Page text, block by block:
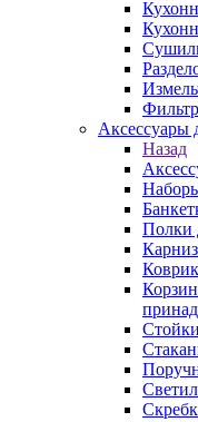
Аксессуары
Назад
Полки